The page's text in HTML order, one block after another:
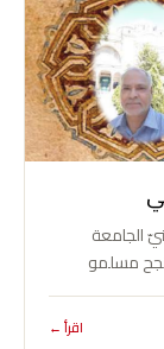
الجامعة
مسلمو
اقرأ ←